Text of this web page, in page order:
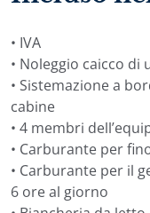
• IVA
• Noleggio caicco
• Sistemazione a
cabine
• 4 membri
• Carburante per
• Carburante per il
6 ore al giorno